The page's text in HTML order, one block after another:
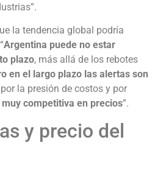
la tendencia global podría
Argentina puede no estar
plazo, más allá de los rebotes
en el largo plazo las alertas son
la presión de costos y por
competitiva en precios”.
y precio del